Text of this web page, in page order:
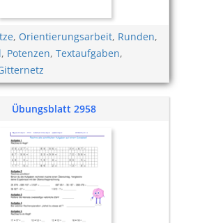
, Orientierungsarbeit, Runden,
, Potenzen, Textaufgaben,
Übungsblatt 2958